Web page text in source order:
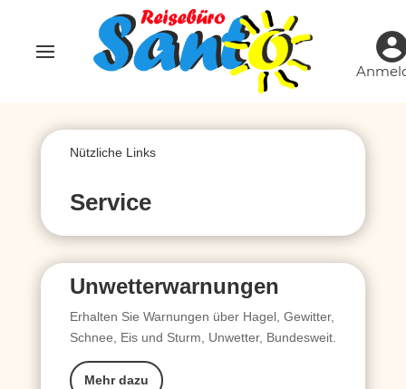
Nützliche Links
Service
Unwetterwarnungen
Erhalten Sie Warnungen über Hagel, Gewitter,
Schnee, Eis und Sturm, Unwetter, Bundesweit.
Mehr dazu